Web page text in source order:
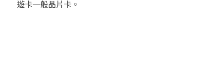
遊卡一般晶片卡。